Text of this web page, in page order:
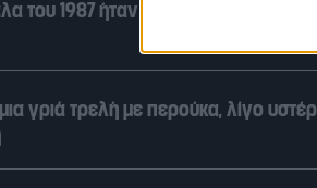
του 1987 ήταν «λίγο βαμμένη,
γριά τρελή με περούκα, λίγο